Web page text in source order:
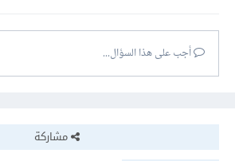
أجب على هذا السؤال...
مشاركة